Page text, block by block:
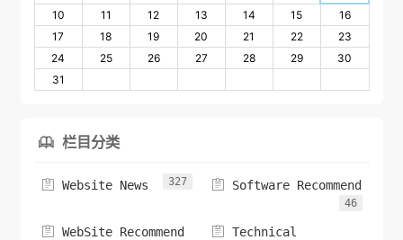
10
11 12 13 14 15
16
17
18 19 20 21 22
23
24
25 26 27 28 29
30
31
 栏目分类
 Website News 327  Software Recommend
46
 WebSite Recommend  Technical